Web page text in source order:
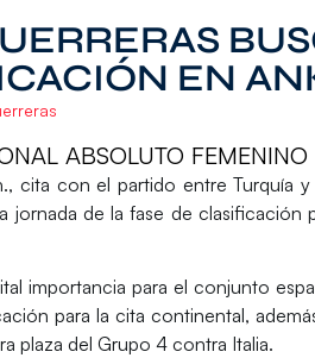
EN
ABSOLUTO FEMENINO
cita con el partido entre Turquía
jornada de la fase de clasificación
importancia para el conjunto
para la cita continental,
plaza del Grupo 4 contra Italia.